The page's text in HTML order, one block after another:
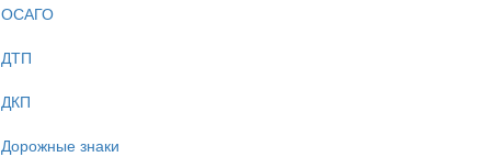
ОСАГО
ДТП
ДКП
Дорожные знаки